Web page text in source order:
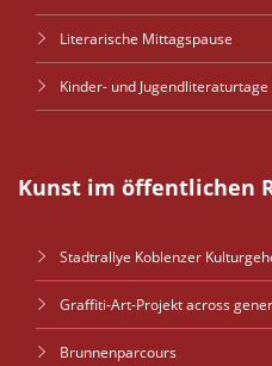
Literarische Mittagspause
Kinder- und Jugendliteraturtage
Kunst im öffentlichen
Stadtrallye Koblenzer
Graffiti-Art-Projekt across
Brunnenparcours